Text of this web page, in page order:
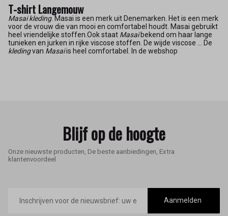
T-shirt Langemouw
Masai kleding. Masai is een merk uit Denemarken. Het is een merk
voor de vrouw die van mooi en comfortabel houdt. Masai gebruikt
heel vriendelijke stoffen.Ook staat Masaibekend om haar lange
tunieken en jurken in rijke viscose stoffen. De wijde viscose ... De
kledingvan Masaiis heel comfortabel. In de webshop
Blijf op de hoogte
Onze nieuwste producten, De beste aanbiedingen, Extra
klantenvoordeel
mailadres
Aanmelden